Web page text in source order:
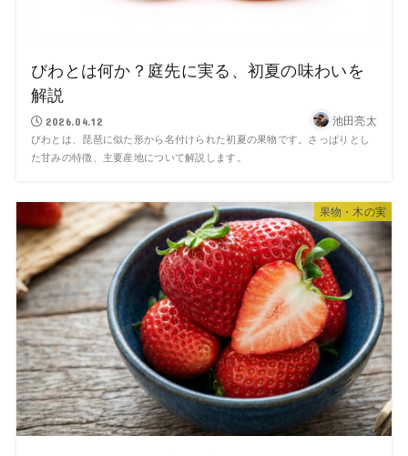
びわとは何か？庭先に実る、初夏の味わいを
解説
2026.04.12 池田亮太
びわとは、琵琶に似た形から名付けられた初夏の果物です。さっぱりとし
た甘みの特徴、主要産地について解説します。
果物・木の実